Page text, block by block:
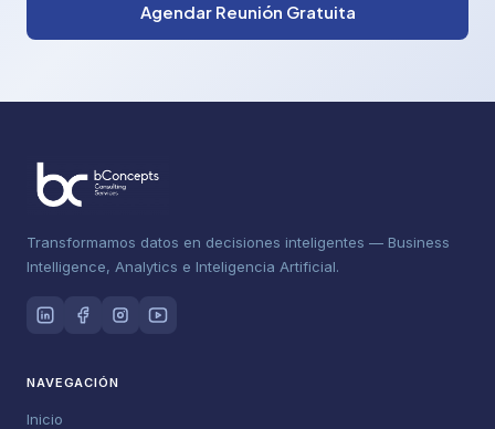
Agendar Reunión Gratuita
Transformamos datos en decisiones inteligentes — Business
Intelligence, Analytics e Inteligencia Artificial.
NAVEGACIÓN
Inicio